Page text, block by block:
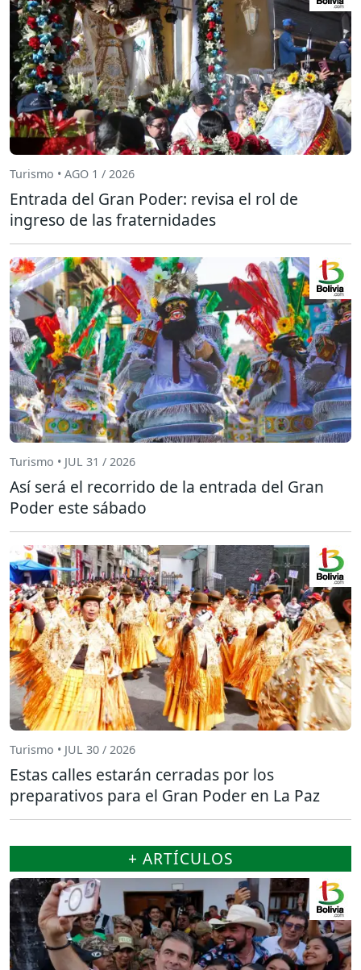
Turismo • AGO 1 / 2026
Entrada del Gran Poder: revisa el rol de
ingreso de las fraternidades
Turismo • JUL 31 / 2026
Así será el recorrido de la entrada del Gran
Poder este sábado
Turismo • JUL 30 / 2026
Estas calles estarán cerradas por los
preparativos para el Gran Poder en La Paz
+ ARTÍCULOS